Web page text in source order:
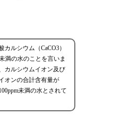
カルシウム（CaCO3）
満の水のことを言いま
カルシウムイオン及び
オンの合計含有量が
未満の水とされて